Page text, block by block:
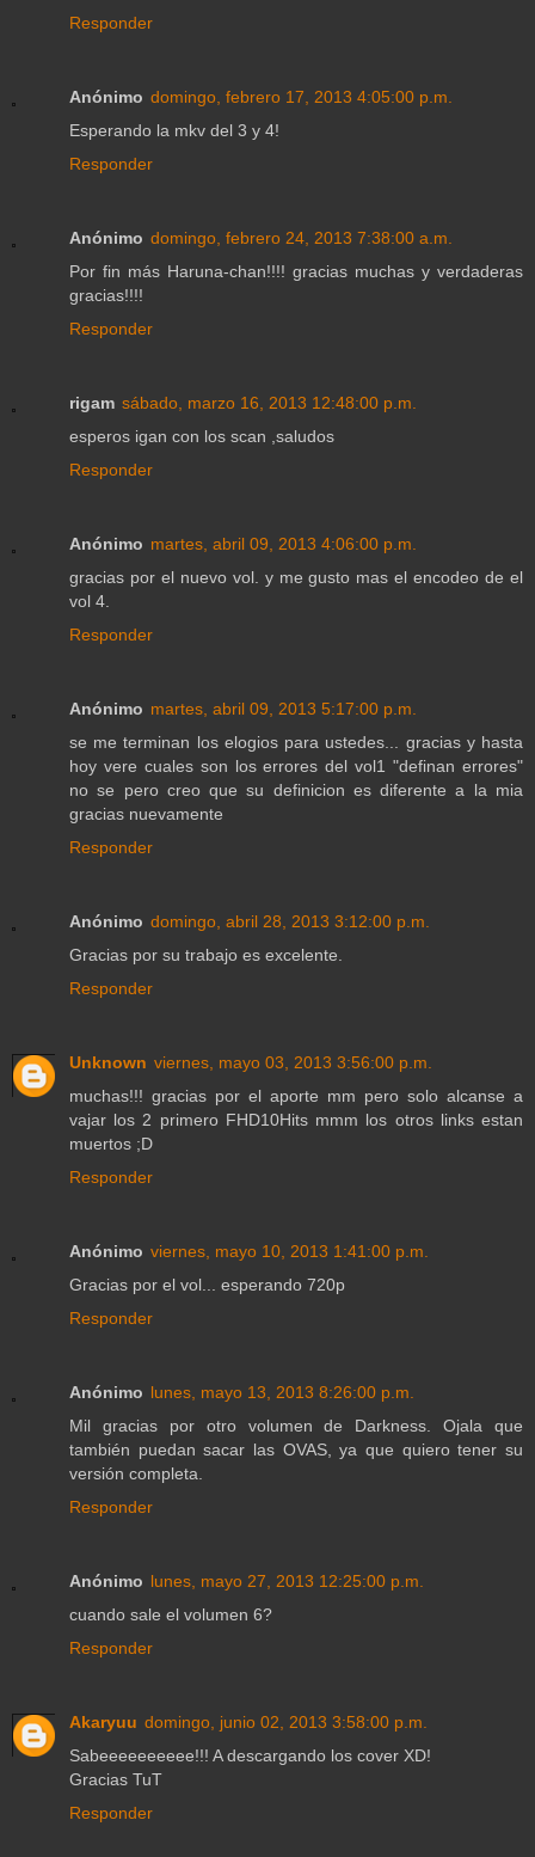
Responder
Anónimo domingo, febrero 17, 2013 4:05:00 p.m.
Esperando la mkv del 3 y 4!
Responder
Anónimo domingo, febrero 24, 2013 7:38:00 a.m.
Por fin más Haruna-chan!!!! gracias muchas y verdaderas
gracias!!!!
Responder
rigam sábado, marzo 16, 2013 12:48:00 p.m.
esperos igan con los scan ,saludos
Responder
Anónimo martes, abril 09, 2013 4:06:00 p.m.
gracias por el nuevo vol. y me gusto mas el encodeo de el
vol 4.
Responder
Anónimo martes, abril 09, 2013 5:17:00 p.m.
se me terminan los elogios para ustedes... gracias y hasta
hoy vere cuales son los errores del vol1 "definan errores"
no se pero creo que su definicion es diferente a la mia
gracias nuevamente
Responder
Anónimo domingo, abril 28, 2013 3:12:00 p.m.
Gracias por su trabajo es excelente.
Responder
Unknown viernes, mayo 03, 2013 3:56:00 p.m.
muchas!!! gracias por el aporte mm pero solo alcanse a
vajar los 2 primero FHD10Hits mmm los otros links estan
muertos ;D
Responder
Anónimo viernes, mayo 10, 2013 1:41:00 p.m.
Gracias por el vol... esperando 720p
Responder
Anónimo lunes, mayo 13, 2013 8:26:00 p.m.
Mil gracias por otro volumen de Darkness. Ojala que
también puedan sacar las OVAS, ya que quiero tener su
versión completa.
Responder
Anónimo lunes, mayo 27, 2013 12:25:00 p.m.
cuando sale el volumen 6?
Responder
Akaryuu domingo, junio 02, 2013 3:58:00 p.m.
Sabeeeeeeeeee!!! A descargando los cover XD!
Gracias TuT
Responder